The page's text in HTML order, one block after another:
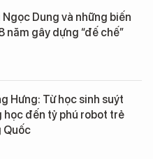
Ngọc Dung và những biến
năm gây dựng “đế chế”
Hưng: Từ học sinh suýt
đến tỷ phú robot trẻ
Quốc